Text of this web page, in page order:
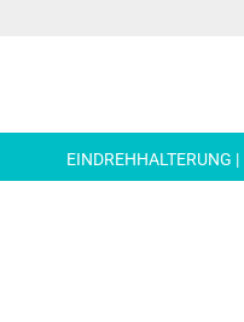
EINDREHHALTERUNG